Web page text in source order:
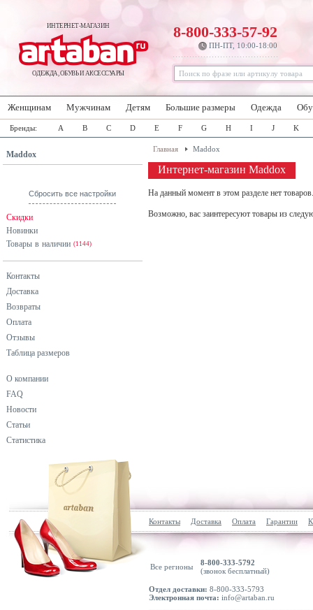
ИНТЕРНЕТ-МАГАЗИН
ОДЕЖДА, ОБУВЬ И АКСЕССУАРЫ
8-800-333-57-92
ПН-ПТ, 10:00-18:00
Женщинам Мужчинам Детям Большие размеры Одежда
Бренды: A B C D E F G H I J K
Maddox
Сбросить все настройки
Скидки
Новинки
Товары в наличии (1144)
Контакты
Доставка
Возвраты
Оплата
Отзывы
Таблица размеров
О компании
FAQ
Новости
Статьи
Статистика
Главная Maddox
Интернет-магазин Maddox
На данный момент в этом разделе нет
Возможно, вас заинтересуют товары из
Контакты Доставка Оплата Гарантии
Все регионы
8-800-333-5792
(звонок бесплатный)
Отдел доставки: 8-800-333-5793
Электронная почта: info@artaban.ru